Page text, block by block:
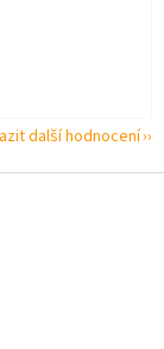
další hodnocení